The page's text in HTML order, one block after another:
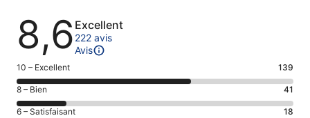
Avis
8,6 Excellent
222 avis
Avis
Note
des
voyageurs
de 10
10 – Excellent 139
Note
des
8 – Bien 41
Note
6 – Satisfaisant 18